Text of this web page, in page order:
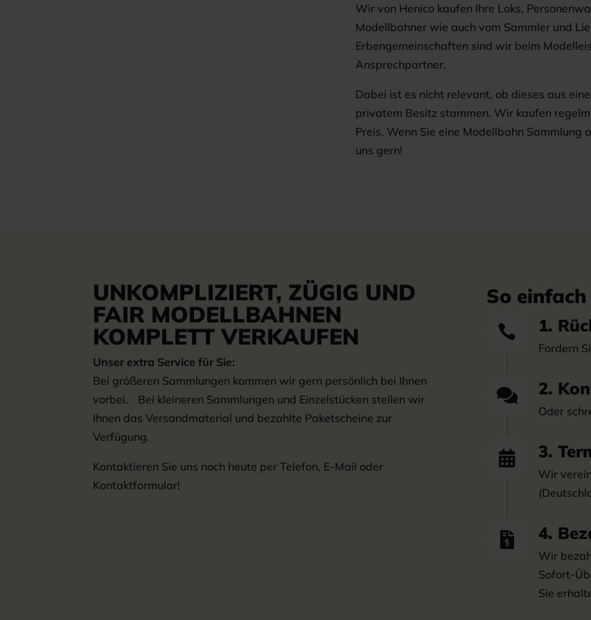
Wir von Henico kaufen Ihre Loks,
Modellbahner wie auch vom Sammler und
Erbengemeinschaften sind wir beim
Ansprechpartner.
Dabei ist es nicht relevant, ob dieses aus
privatem Besitz stammen. Wir kaufen
Preis. Wenn Sie eine Modellbahn Sammlung
uns gern!
UNKOMPLIZIERT, ZÜGIG UND
FAIR MODELLBAHNEN
KOMPLETT VERKAUFEN
Unser extra Service für Sie:
Bei größeren Sammlungen kommen wir gern persönlich bei Ihnen
vorbei. Bei kleineren Sammlungen und Einzelstücken stellen wir
Ihnen das Versandmaterial und bezahlte Paketscheine zur
Verfügung.
Kontaktieren Sie uns noch heute per Telefon, E-Mail oder
Kontaktformular!
So einfach
 1.
Fordern
 2.
Oder
 3.
Wir
 4.
Wir
Sofort-
Sie